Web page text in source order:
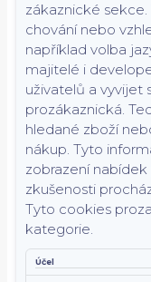
zákaznické sekce.
chování nebo
například volba
majitelé i
uživatelů a vyvijet
prozákaznická.
hledané zboží
nákup. Tyto
zobrazení
zkušenosti
Tyto cookies
kategorie.
Účel